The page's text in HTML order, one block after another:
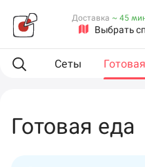
Выбрать
Доставка ~ 45
Сеты
Готовая еда